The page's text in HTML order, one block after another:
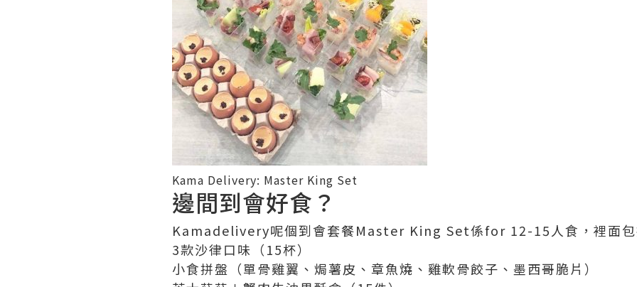
Kama Delivery: Master King Set
邊間到會好食？
Kamadelivery呢個到會套餐Master King Set係for 12-15人食，裡面包
3款沙律口味（15杯）
小食拼盤（單骨雞翼、焗薯皮、章魚燒、雞軟骨餃子、墨西哥脆片）